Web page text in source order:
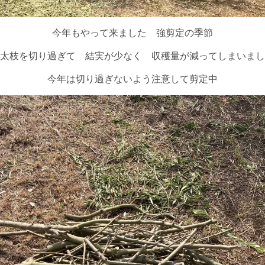
今年もやって来ました 強剪定の季節
枝を切り過ぎて 結実が少なく 収穫量が減ってしまいま
今年は切り過ぎないよう注意して剪定中